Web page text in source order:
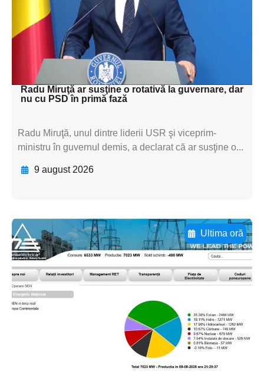
subtitluAdaugă aici
textul pentru
subtitluAdaugă aici
textul pentru subti
Radu Miruţă ar susţine o rotativă la guvernare, dar
nu cu PSD în primă fază
Radu Miruţă, unul dintre liderii USR şi viceprim-
ministru în guvernul demis, a declarat că ar susţine o...
9 august 2026
Ultima oră
Adaugă aici textul pentru
subtitluAdaugă aici
textul pentru
subtitluAdaugă aici
textul pentru
subtitluAdaugă aici
textul pentru subti